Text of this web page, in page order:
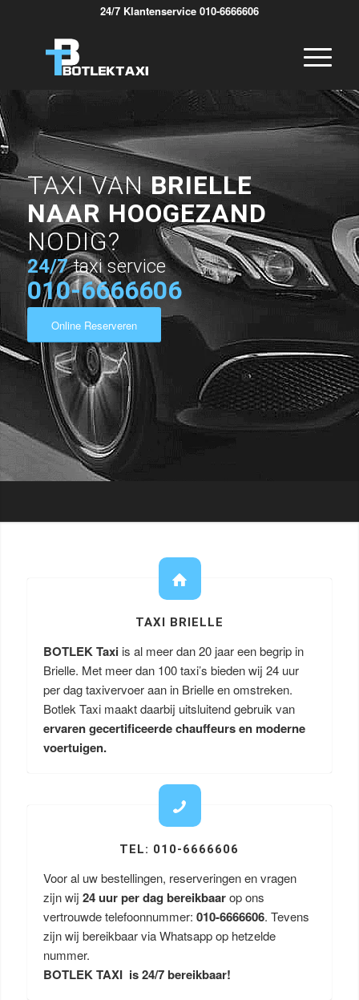
24/7 Klantenservice 010-6666606
TAXI VANBRIELLE
NAAR HOOGEZAND
NODIG?
24/7 taxi service
010-6666606
Online Reserveren
TAXI BRIELLE
BOTLEK Taxi is al meer dan 20 jaar een begrip in
Brielle. Met meer dan 100 taxi’s bieden wij 24 uur
per dag taxivervoer aan in Brielle en omstreken.
Botlek Taxi maakt daarbij uitsluitend gebruik van
ervaren gecertificeerde chauffeurs en moderne
voertuigen.
TEL: 010-6666606
Voor al uw bestellingen, reserveringen en vragen
zijn wij 24 uur per dag bereikbaarop ons
vertrouwde telefoonnummer: 010-6666606. Tevens
zijn wij bereikbaar via Whatsapp op hetzelde
nummer.
BOTLEK TAXI is 24/7 bereikbaar!